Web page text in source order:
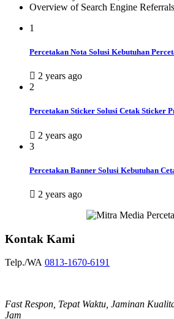
Overview of Search Engine
1
Percetakan Nota Solusi Kebutuhan
2 years ago
2
Percetakan Sticker Solusi Cetak Sticker
2 years ago
3
Percetakan Banner Solusi Kebutuhan
2 years ago
Kontak Kami
Telp./WA 0813-1670-6191
Fast Respon, Tepat Waktu, Jaminan
Jam